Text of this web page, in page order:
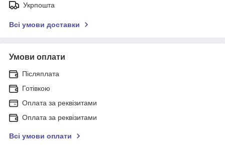
Укрпошта
Всі умови доставки
Умови оплати
Післяплата
Готівкою
Оплата за реквізитами
Оплата за реквізитами
Всі умови оплати